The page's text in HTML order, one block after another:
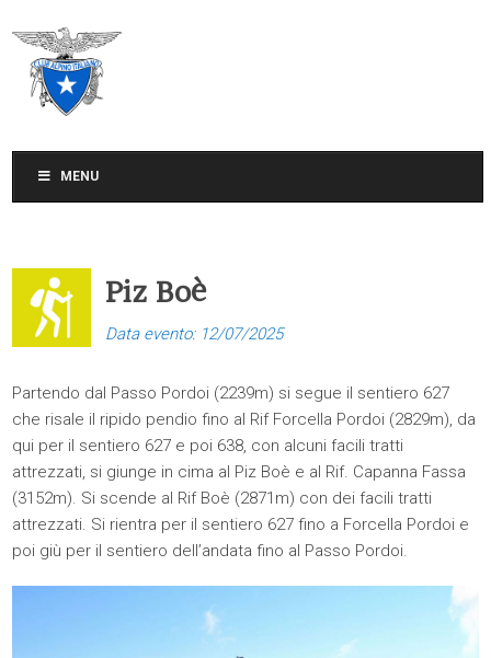
MENU
Piz Boè
Data evento: 12/07/2025
Partendo dal Passo Pordoi (2239m) si segue il sentiero 627
che risale il ripido pendio fino al Rif Forcella Pordoi (2829m), da
qui per il sentiero 627 e poi 638, con alcuni facili tratti
attrezzati, si giunge in cima al Piz Boè e al Rif. Capanna Fassa
(3152m). Si scende al Rif Boè (2871m) con dei facili tratti
attrezzati. Si rientra per il sentiero 627 fino a Forcella Pordoi e
poi giù per il sentiero dell’andata fino al Passo Pordoi.